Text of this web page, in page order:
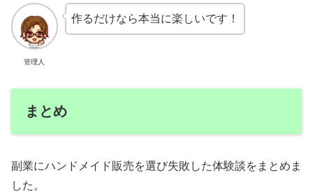
管理人
作るだけなら本当に楽しいです！
まとめ
副業にハンドメイド販売を選び失敗した体験談をまとめま
した。